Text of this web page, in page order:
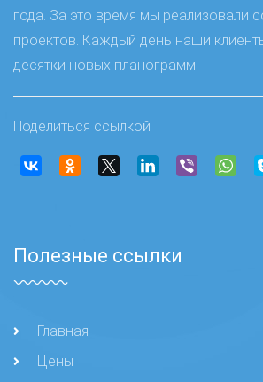
года. За это время мы реализовали
проектов. Каждый день наши
десятки новых планограмм
Поделиться ссылкой
Полезные ссылки
Главная
Цены